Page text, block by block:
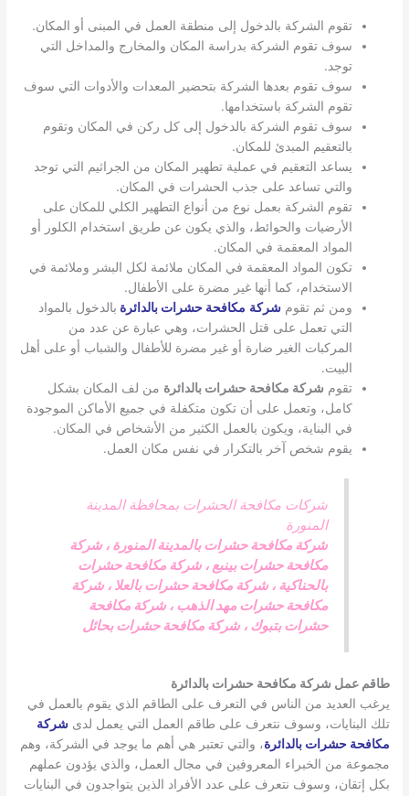
تقوم الشركة بالدخول إلى منطقة العمل في المبنى أو المكان.
سوف تقوم الشركة بدراسة المكان والمخارج والمداخل التي
توجد.
سوف تقوم بعدها الشركة بتحضير المعدات والأدوات التي سوف
تقوم الشركة باستخدامها.
سوف تقوم الشركة بالدخول إلى كل ركن في المكان وتقوم
بالتعقيم المبدئ للمكان.
يساعد التعقيم في عملية تطهير المكان من الجراثيم التي توجد
والتي تساعد على جذب الحشرات في المكان.
تقوم الشركة بعمل نوع من أنواع التطهير الكلي للمكان على
الأرضيات والحوائط، والذي يكون عن طريق استخدام الكلور أو
المواد المعقمة في المكان.
تكون المواد المعقمة في المكان ملائمة لكل البشر وملائمة في
الاستخدام، كما أنها غير مضرة على الأطفال.
ومن ثم تقومشركة مكافحة حشرات بالدائرة بالدخول بالمواد
التي تعمل على قتل الحشرات، وهي عبارة عن عدد من
المركبات الغير ضارة أو غير مضرة للأطفال والشباب أو على أهل
البيت.
تقوم شركة مكافحة حشرات بالدائرة من لف المكان بشكل
كامل، وتعمل على أن تكون متكفلة في جميع الأماكن الموجودة
في البناية، ويكون بالعمل الكثير من الأشخاص في المكان.
يقوم شخص آخر بالتكرار في نفس مكان العمل.
شركات مكافحة الحشرات بمحافظة المدينة
المنورة
شركة مكافحة حشرات بالمدينة المنورة ،شركة
مكافحة حشرات بينبع ،شركة مكافحة حشرات
بالحناكية ،شركة مكافحة حشرات بالعلا ،شركة
مكافحة حشرات مهد الذهب ،شركة مكافحة
حشرات بتبوك ،شركة مكافحة حشرات بحائل
طاقم عمل شركة مكافحة حشرات بالدائرة
يرغب العديد من الناس في التعرف على الطاقم الذي يقوم بالعمل في
تلك البنايات، وسوف نتعرف على طاقم العمل التي يعمل لدىشركة
مكافحة حشرات بالدائرة، والتي تعتبر هي أهم ما يوجد في الشركة، وهم
مجموعة من الخبراء المعروفين في مجال العمل، والذي يؤدون عملهم
بكل إتقان، وسوف نتعرف على عدد الأفراد الذين يتواجدون في البنايات